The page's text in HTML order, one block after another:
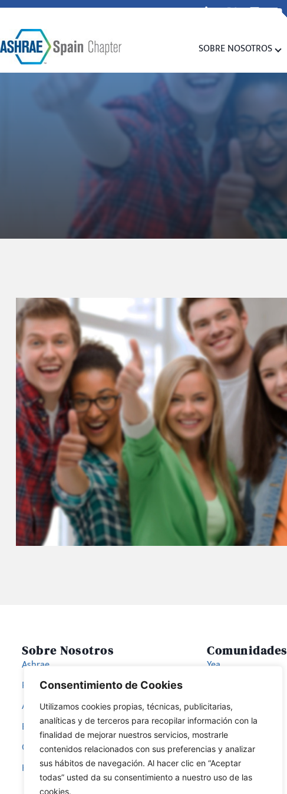
Consentimiento de Cookies
Utilizamos cookies propias, técnicas, publicitarias,
analíticas y de terceros para recopilar información con la
finalidad de mejorar nuestros servicios, mostrarle
contenidos relacionados con sus preferencias y analizar
sus hábitos de navegación. Al hacer clic en “Aceptar
todas” usted da su consentimiento a nuestro uso de las
cookies.
secretaria@spain-ashrae.org
SOBRE NOSOTROS
Sobre Nosotros
Ashrae
Región XIV Europa
Ashrae Spain Chapter
Bog
Comites Disciplinares
Hazte Miembro
Comunidades
Yea
Women in Ashrae